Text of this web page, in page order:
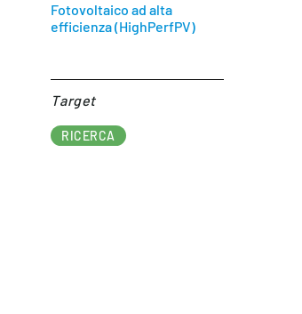
Fotovoltaico ad alta
efficienza (HighPerfPV)
Target​
RICERCA